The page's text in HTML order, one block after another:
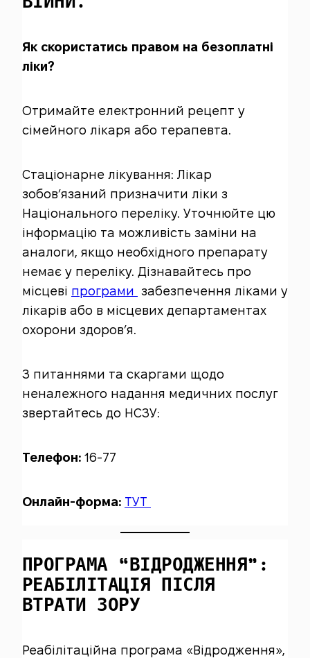
Як скористатись правом на безоплатні
ліки?
Отримайте електронний рецепт у
сімейного лікаря або терапевта.
Стаціонарне лікування: Лікар
зобов’язаний призначити ліки з
Національного переліку. Уточнюйте цю
інформацію та можливість заміни на
аналоги, якщо необхідного препарату
немає у переліку. Дізнавайтесь про
місцеві програми
забезпечення ліками у
лікарів або в місцевих департаментах
охорони здоров’я.
З питаннями та скаргами щодо
неналежного надання медичних послуг
звертайтесь до НСЗУ:
Телефон: 16-77
Онлайн-форма: ТУТ
ПРОГРАМА “ВІДРОДЖЕННЯ”:
РЕАБІЛІТАЦІЯ ПІСЛЯ
ВТРАТИ ЗОРУ
Реабілітаційна програма «Відродження»,